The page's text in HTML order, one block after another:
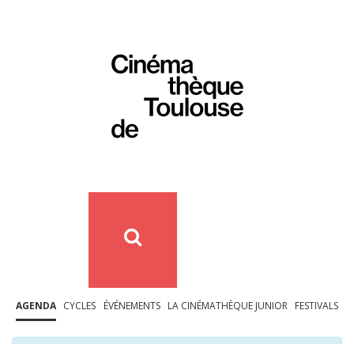
AGENDA CYCLES ÉVÉNEMENTS LA CINÉMATHÈQUE JUNIOR FESTIVALS